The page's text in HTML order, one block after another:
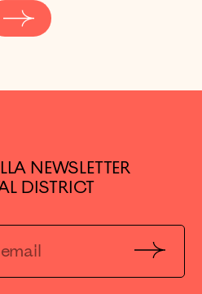
NEWSLETTER
DISTRICT
Invia